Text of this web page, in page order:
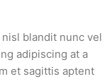
blandit nunc vel
adipiscing at a
et sagittis aptent